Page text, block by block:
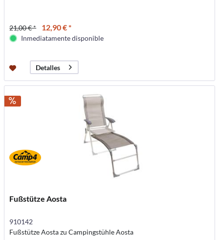
21,00 € * 12,90 € *
Inmediatamente disponible
Detalles
Fußstütze Aosta
910142
Fußstütze Aosta zu Campingstühle Aosta